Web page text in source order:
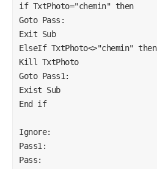
GoTo Pass1:
Exit Sub
ElseIf RS![Photo] = "" Then
GoTo Pass2:
Exit Sub
End If
End If
Pass1:
if TxtPhoto="chemin" then
Goto Pass:
Exit Sub
ElseIf TxtPhoto<>"chemin" then
Kill TxtPhoto
Goto Pass1:
Exist Sub
End if
Ignore:
Pass1:
Pass: